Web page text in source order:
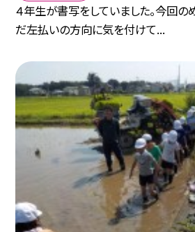
４年生が書写をしていました。今回の
だ左払いの方向に気を付けて...